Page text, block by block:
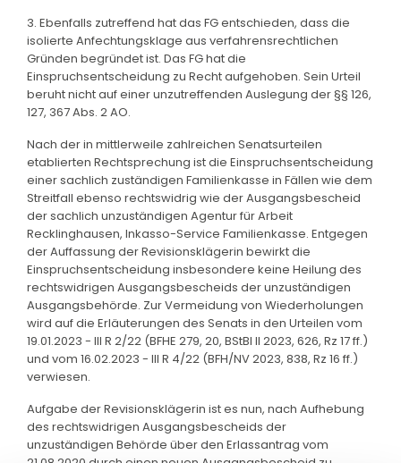
3. Ebenfalls zutreffend hat das FG entschieden, dass die
isolierte Anfechtungsklage aus verfahrensrechtlichen
Gründen begründet ist. Das FG hat die
Einspruchsentscheidung zu Recht aufgehoben. Sein Urteil
beruht nicht auf einer unzutreffenden Auslegung der §§ 126,
127, 367 Abs. 2 AO.
Nach der in mittlerweile zahlreichen Senatsurteilen
etablierten Rechtsprechung ist die Einspruchsentscheidung
einer sachlich zuständigen Familienkasse in Fällen wie dem
Streitfall ebenso rechtswidrig wie der Ausgangsbescheid
der sachlich unzuständigen Agentur für Arbeit
Recklinghausen, Inkasso-Service Familienkasse. Entgegen
der Auffassung der Revisionsklägerin bewirkt die
Einspruchsentscheidung insbesondere keine Heilung des
rechtswidrigen Ausgangsbescheids der unzuständigen
Ausgangsbehörde. Zur Vermeidung von Wiederholungen
wird auf die Erläuterungen des Senats in den Urteilen vom
19.01.2023 - III R 2/22 (BFHE 279, 20, BStBl II 2023, 626, Rz 17 ff.)
und vom 16.02.2023 - III R 4/22 (BFH/NV 2023, 838, Rz 16 ff.)
verwiesen.
Aufgabe der Revisionsklägerin ist es nun, nach Aufhebung
des rechtswidrigen Ausgangsbescheids der
unzuständigen Behörde über den Erlassantrag vom